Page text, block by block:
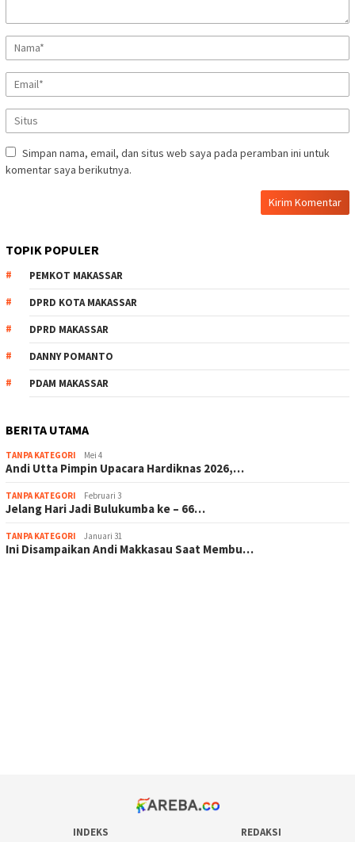
Simpan nama, email, dan situs web saya pada peramban ini untuk
komentar saya berikutnya.
TOPIK POPULER
PEMKOT MAKASSAR
DPRD KOTA MAKASSAR
DPRD MAKASSAR
DANNY POMANTO
PDAM MAKASSAR
BERITA UTAMA
TANPA KATEGORI Mei 4
Andi Utta Pimpin Upacara Hardiknas 2026,…
TANPA KATEGORI Februari 3
Jelang Hari Jadi Bulukumba ke – 66…
TANPA KATEGORI Januari 31
Ini Disampaikan Andi Makkasau Saat Membu…
INDEKS REDAKSI